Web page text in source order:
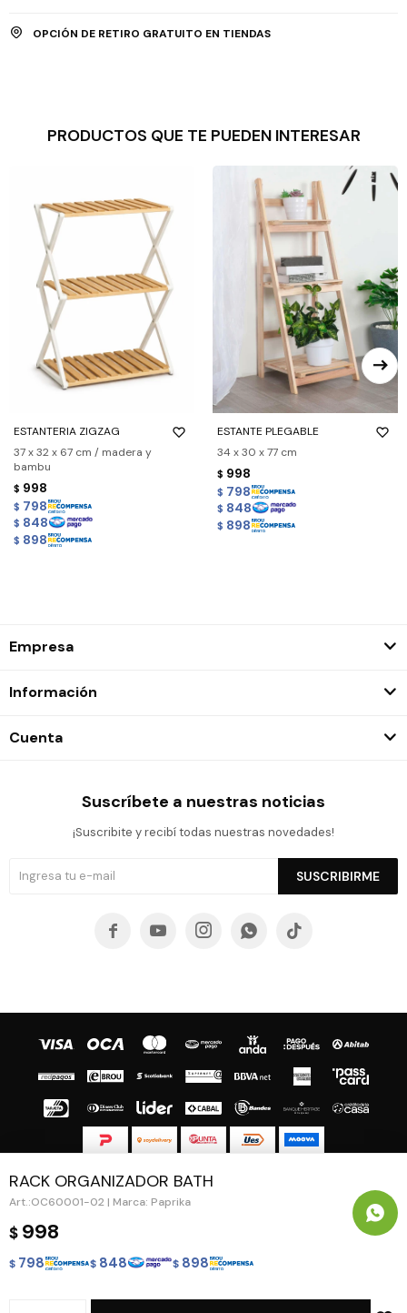
RACK ORGANIZADOR BATH
OC60001-02 | Marca: Paprika
$ 998
$ 798 $ 848 $ 898
OPCIÓN DE RETIRO GRATUITO EN TIENDAS
PRODUCTOS QUE TE PUEDEN INTERESAR
ESTANTERIA ZIGZAG
37 x 32 x 67 cm / madera y
bambu
$ 998
$ 798
$ 848
$ 898
ESTANTE PLEGABLE
34 x 30 x 77 cm
$ 998
$ 798
$ 848
$ 898
Empresa
Información
Cuenta
Suscríbete a nuestras noticias
¡Suscribite y recibí todas nuestras novedades!
SUSCRIBIRME
    
© Copyright 2026 / Guapa - Paprika